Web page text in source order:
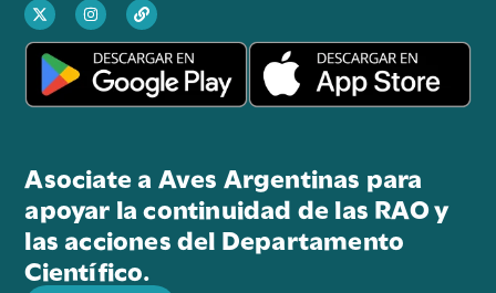
Asociate a Aves Argentinas para
apoyar la continuidad de las RAO y
las acciones del Departamento
Científico.